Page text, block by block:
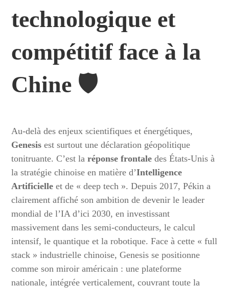
technologique et
compétitif face à la
Chine 🛡️
Au-delà des enjeux scientifiques et énergétiques,
Genesis est surtout une déclaration géopolitique
tonitruante. C’est laréponse frontale des États-Unis à
la stratégie chinoise en matière d’Intelligence
Artificielle et de « deep tech ». Depuis 2017, Pékin a
clairement affiché son ambition de devenir le leader
mondial de l’IA d’ici 2030, en investissant
massivement dans les semi-conducteurs, le calcul
intensif, le quantique et la robotique. Face à cette « full
stack » industrielle chinoise, Genesis se positionne
comme son miroir américain : une plateforme
nationale, intégrée verticalement, couvrant toute la